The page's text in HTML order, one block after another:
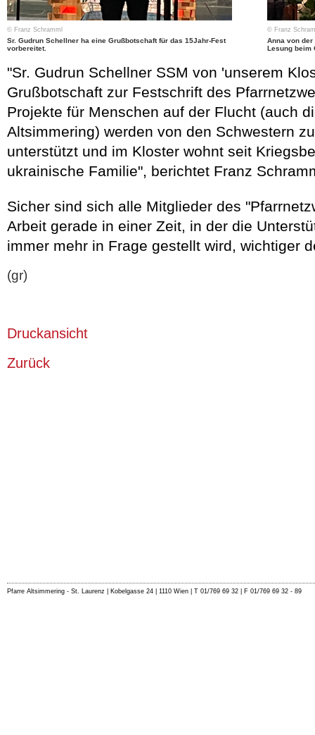
© Franz Schramml
Sr. Gudrun Schellner ha eine Grußbotschaft für das 15Jahr-Fest
vorbereitet.
© Franz
Anna von
Lesung beim
"Sr. Gudrun Schellner SSM von 'unserem
Grußbotschaft zur Festschrift des
Projekte für Menschen auf der Flucht (auch
Altsimmering) werden von den Schwestern
unterstützt und im Kloster wohnt seit
ukrainische Familie", berichtet Franz
Sicher sind sich alle Mitglieder des
Arbeit gerade in einer Zeit, in der die
immer mehr in Frage gestellt wird, wichtiger
(gr)
Druckansicht
Zurück
Pfarre Altsimmering - St. Laurenz | Kobelgasse 24 | 1110 Wien | T 01/769 69 32 | F 01/769 69 32 - 89